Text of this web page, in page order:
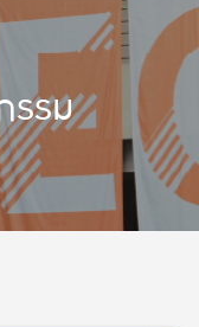
รรม